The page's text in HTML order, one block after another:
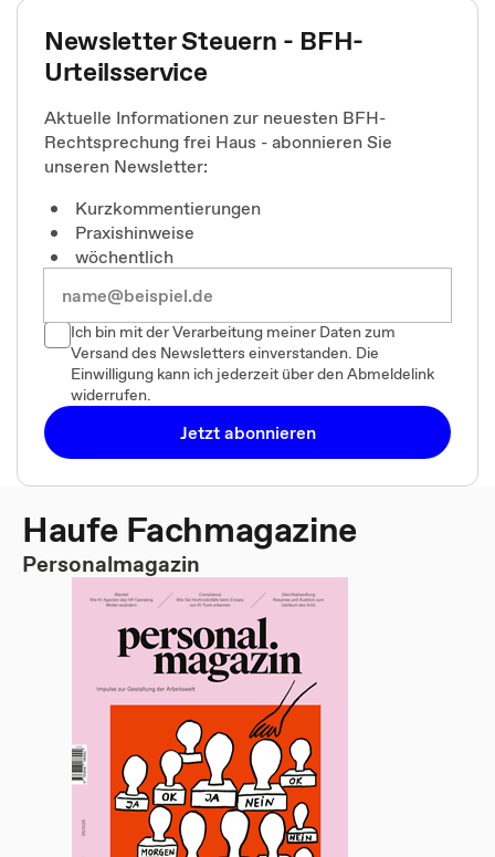
Newsletter Steuern - BFH-
Urteilsservice
Aktuelle Informationen zur neuesten BFH-
Rechtsprechung frei Haus - abonnieren Sie
unseren Newsletter:
Kurzkommentierungen
Praxishinweise
wöchentlich
Ich bin mit der Verarbeitung meiner Daten zum
Versand des Newsletters einverstanden. Die
Einwilligung kann ich jederzeit über den Abmeldelink
widerrufen.
Jetzt abonnieren
Haufe Fachmagazine
Personalmagazin